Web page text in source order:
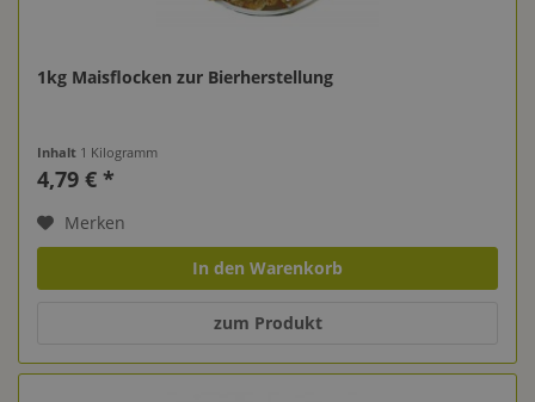
1kg Maisflocken zur Bierherstellung
Inhalt 1 Kilogramm
4,79 € *
Merken
In den Warenkorb
zum Produkt